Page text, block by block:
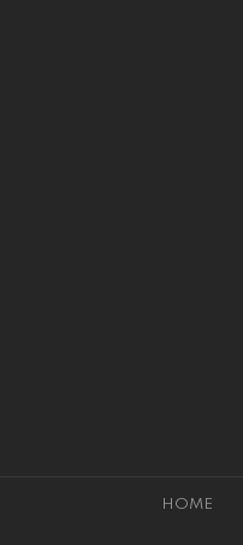
HOME